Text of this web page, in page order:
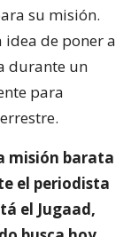
su misión.
idea de poner a
durante un
para
misión barata
el periodista
el Jugaad,